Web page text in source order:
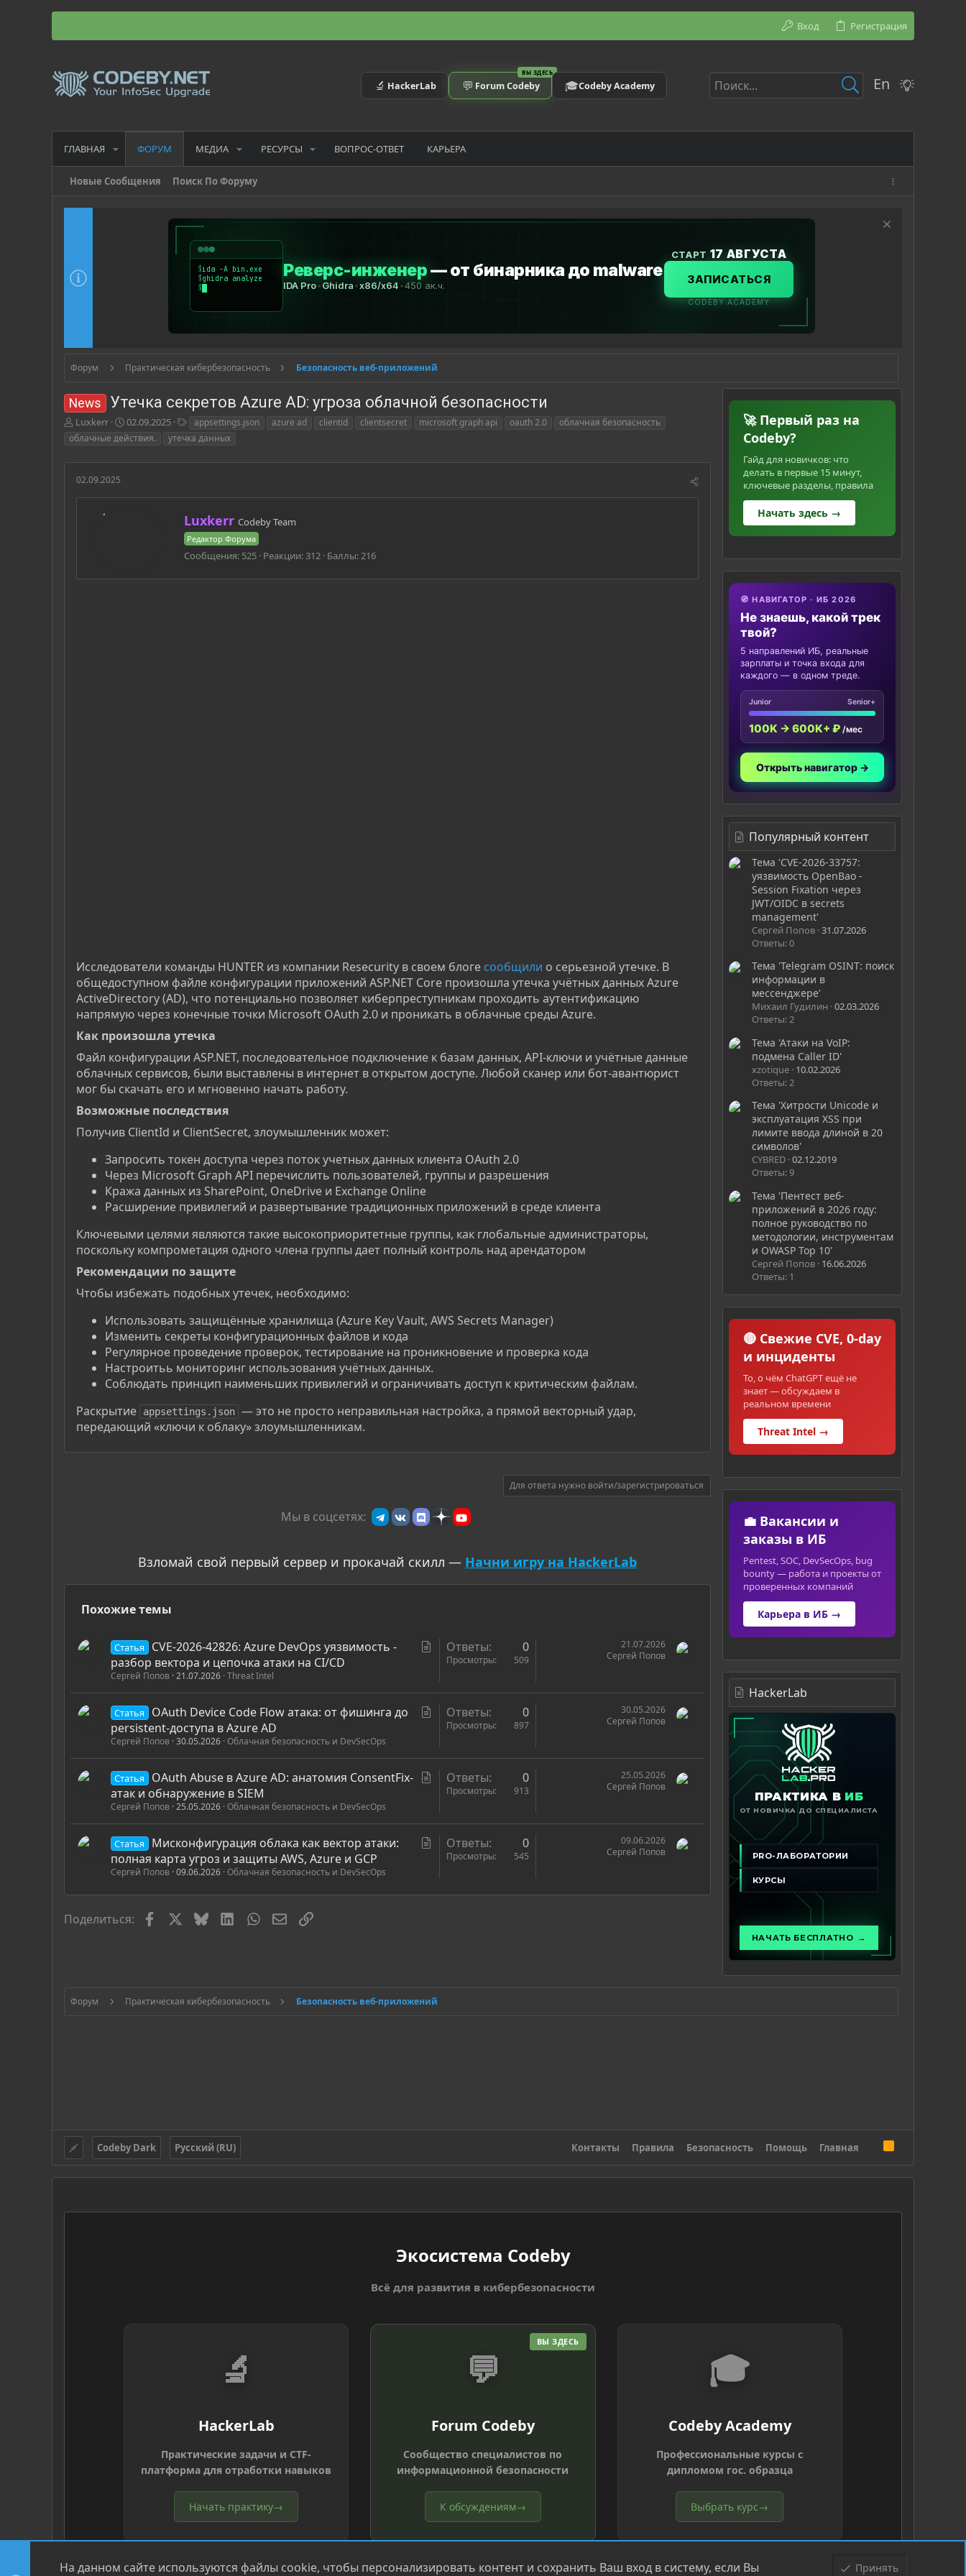
Вход Регистрация
🔬 HackerLab
ВЫ ЗДЕСЬ
💬 Forum Codeby 🎓Codeby Academy En
ГЛАВНАЯ ФОРУМ МЕДИА РЕСУРСЫ ВОПРОС-ОТВЕТ КАРЬЕРА
Новые Сообщения Поиск По Форуму
Форум Практическая кибербезопасность Безопасность веб-приложений
News Утечка секретов Azure AD: угроза облачной безопасности
А
в
о
т
е
Luxkerr
Д
а
а
ч
02.09.2025
е
и
appsettings.json azure ad clientid clientsecret microsoft graph api oauth 2.0
облачная безопасность
облачные действия.
утечка данных
02.09.2025
А
в
т
о
Luxkerr Codeby Team
Редактор Форума
Сообщения 525 Реакции 312 Баллы 216
Исследователи команды HUNTER из компании Resecurity в своем блоге сообщили о серьезной утечке. В
общедоступном файле конфигурации приложений ASP.NET Core произошла утечка учётных данных Azure
ActiveDirectory (AD), что потенциально позволяет киберпреступникам проходить аутентификацию
напрямую через конечные точки Microsoft OAuth 2.0 и проникать в облачные среды Azure.
Как произошла утечка​
Файл конфигурации ASP.NET, последовательное подключение к базам данных, API-ключи и учётные данные
облачных сервисов, были выставлены в интернет в открытом доступе. Любой сканер или бот-авантюрист
мог бы скачать его и мгновенно начать работу.
Возможные последствия​
Получив ClientId и ClientSecret, злоумышленник может:
Запросить токен доступа через поток учетных данных клиента OAuth 2.0
Через Microsoft Graph API перечислить пользователей, группы и разрешения
Кража данных из SharePoint, OneDrive и Exchange Online
Расширение привилегий и развертывание традиционных приложений в среде клиента
Ключевыми целями являются такие высокоприоритетные группы, как глобальные администраторы,
поскольку компрометация одного члена группы дает полный контроль над арендатором
Рекомендации по защите​
Чтобы избежать подобных утечек, необходимо:
Использовать защищённые хранилища (Azure Key Vault, AWS Secrets Manager)
Изменить секреты конфигурационных файлов и кода
Регулярное проведение проверок, тестирование на проникновение и проверка кода
Настроитьь мониторинг использования учётных данных.
Соблюдать принцип наименьших привилегий и ограничивать доступ к критическим файлам.
Раскрытие
appsettings.json — это не просто неправильная настройка, а прямой векторный удар,
передающий «ключи к облаку» злоумышленникам.
Для ответа нужно войти/зарегистрироваться
Мы в соцсетях:
Взломай свой первый сервер и прокачай скилл — Начни игру на HackerLab
Похожие темы
т
Статья
CVE-2026-42826: Azure DevOps уязвимость -
разбор вектора и цепочка атаки на CI/CD
Сергей Попов 21.07.2026 Threat Intel
Ответы 0
Просмотры 509
21.07.2026
Сергей Попов
т
Статья
OAuth Device Code Flow атака: от фишинга до
persistent-доступа в Azure AD
Сергей Попов 30.05.2026 Облачная безопасность и DevSecOps
Ответы 0
Просмотры 897
30.05.2026
Сергей Попов
т
Статья
OAuth Abuse в Azure AD: анатомия ConsentFix-
атак и обнаружение в SIEM
Сергей Попов 25.05.2026 Облачная безопасность и DevSecOps
Ответы 0
Просмотры 913
25.05.2026
Сергей Попов
Статья
Мисконфигурация облака как вектор атаки:
полная карта угроз и защиты AWS, Azure и GCP
Сергей Попов 09.06.2026 Облачная безопасность и DevSecOps
Ответы 0
Просмотры 545
09.06.2026
Сергей Попов
Поделиться: FacebookBlueskyLinkedInWhatsAppЭлектронная почта
Ссылка
🚀 Первый раз на
Codeby?
Гайд для новичков: что
делать в первые 15 минут,
ключевые разделы, правила
Начать здесь →
🧭 НАВИГАТОР · ИБ 2026
Не знаешь, какой трек
твой?
5 направлений ИБ, реальные
зарплаты и точка входа для
каждого — в одном треде.
Junior Senior+
100K → 600K+ ₽ /мес
Открыть навигатор →
Популярный контент
Тема 'CVE-2026-33757:
уязвимость OpenBao -
Session Fixation через
JWT/OIDC в secrets
management'
Сергей Попов 31.07.2026
Ответы: 0
Тема 'Telegram OSINT: поиск
информации в
мессенджере'
Михаил Гудилин 02.03.2026
Ответы: 2
Тема 'Атаки на VoIP:
подмена Caller ID'
xzotique 10.02.2026
Ответы: 2
Тема 'Хитрости Unicode и
эксплуатация XSS при
лимите ввода длиной в 20
символов'
CYBRED 02.12.2019
Ответы: 9
Тема 'Пентест веб-
приложений в 2026 году:
полное руководство по
методологии, инструментам
и OWASP Top 10'
Сергей Попов 16.06.2026
Ответы: 1
🔴 Свежие CVE, 0-day
и инциденты
То, о чём ChatGPT ещё не
знает — обсуждаем в
реальном времени
Threat Intel →
💼 Вакансии и
заказы в ИБ
Pentest, SOC, DevSecOps, bug
bounty — работа и проекты от
проверенных компаний
Карьера в ИБ →
HackerLab
Форум Практическая кибербезопасность Безопасность веб-приложений
Codeby Dark Русский (RU) Контакты Правила Безопасность Помощь Главная
S
Экосистема Codeby
Всё для развития в кибербезопасности
🔬
HackerLab
Практические задачи и CTF-
платформа для отработки навыков
Начать практику→
ВЫ ЗДЕСЬ
💬
Forum Codeby
Сообщество специалистов по
информационной безопасности
К обсуждениям→
🎓
Codeby Academy
Профессиональные курсы с
дипломом гос. образца
Выбрать курс→
На данном сайте используются файлы cookie, чтобы персонализировать контент и сохранить Ваш вход в систему, если Вы
Принять